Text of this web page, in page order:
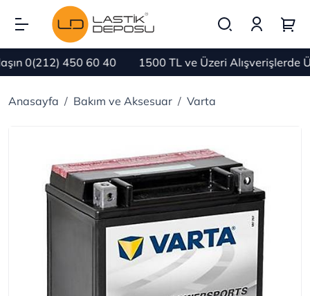
0(212) 450 60 40 1500 TL ve Üzeri Alışverişlerde
Anasayfa Bakım ve Aksesuar Varta